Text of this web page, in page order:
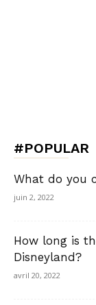
#POPULAR
What do you
juin 2, 2022
How long is
Disneyland?
avril 20, 2022